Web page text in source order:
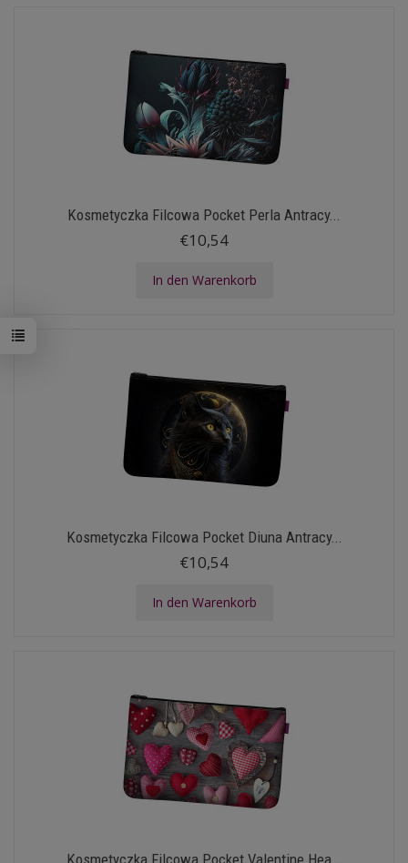
Kosmetyczka Filcowa Pocket Perla Antracy...
€10,54
In den Warenkorb
Kosmetyczka Filcowa Pocket Diuna Antracy...
€10,54
In den Warenkorb
Kosmetyczka Filcowa Pocket Valentine Hea...